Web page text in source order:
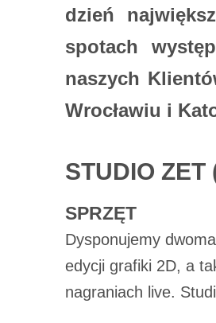
dzień
spotach
naszych
Wrocławiu i
STUDIO ZET
SPRZĘT
Dysponujemy
edycji grafiki 2D, a
nagraniach live.